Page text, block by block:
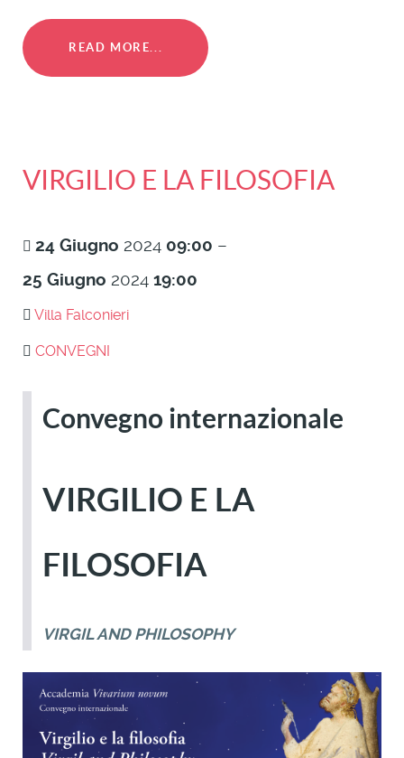
READ MORE...
VIRGILIO E LA FILOSOFIA
24 Giugno 2024 09:00 –
25 Giugno 2024 19:00
Villa Falconieri
CONVEGNI
Convegno internazionale
VIRGILIO E LA
FILOSOFIA
VIRGIL AND PHILOSOPHY